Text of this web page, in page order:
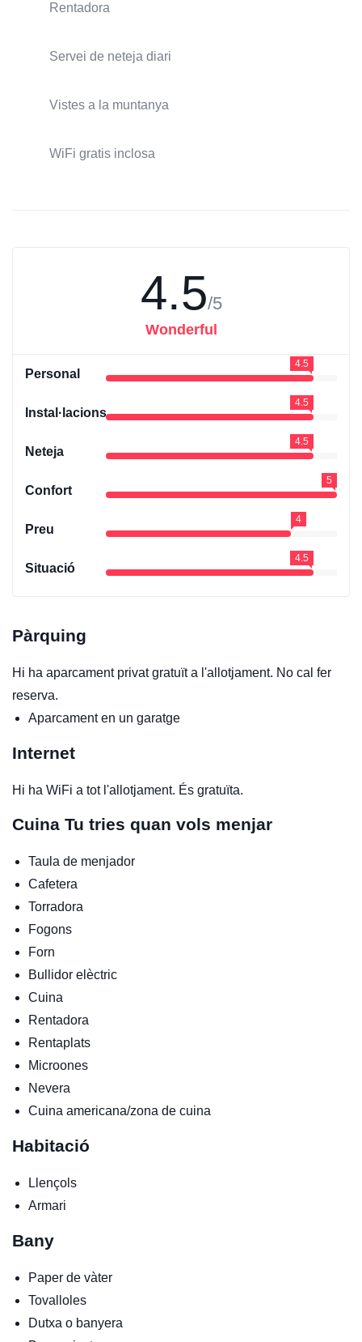
Rentadora
Servei de neteja diari
Vistes a la muntanya
WiFi gratis inclosa
4.5/5
Wonderful
Personal
4.5
Instal·lacions
4.5
Neteja
4.5
Confort
5
Preu
4
Situació
4.5
Pàrquing
Hi ha aparcament privat gratuït a l'allotjament. No cal fer
reserva.
Aparcament en un garatge
Internet
Hi ha WiFi a tot l'allotjament. És gratuïta.
Cuina Tu tries quan vols menjar
Taula de menjador
Cafetera
Torradora
Fogons
Forn
Bullidor elèctric
Cuina
Rentadora
Rentaplats
Microones
Nevera
Cuina americana/zona de cuina
Habitació
Llençols
Armari
Bany
Paper de vàter
Tovalloles
Dutxa o banyera